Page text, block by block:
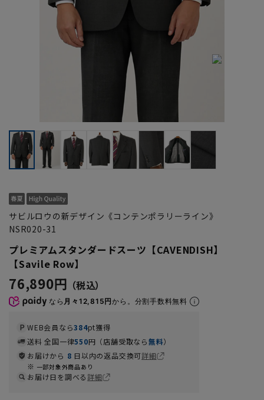
サビルロウの新デザイン《コンテンポラリーライン》
NSR020-31
プレミアムスタンダードスーツ【CAVENDISH】
【Savile Row】
76,890円
なら 月々12,815円から。分割手数料無料
WEB会員なら384pt獲得
送料 全国一律550円（店舗受取なら無料）
お届けから 8 日以内の返品交換可詳細
一部対象外商品あり
お届け日を調べる詳細